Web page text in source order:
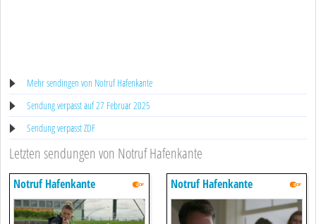
Mehr sendingen von Notruf Hafenkante
Sendung verpasst auf 27 Februar 2025
Sendung verpasst ZDF
Letzten sendungen von Notruf Hafenkante
Notruf Hafenkante Notruf Hafenkante